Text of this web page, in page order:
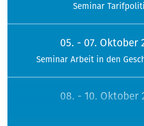
Seminar
05. - 07. Oktober
Seminar Arbeit in den
08. - 10. Oktober